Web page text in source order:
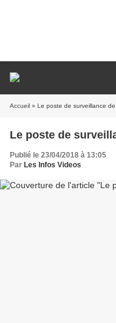
Accueil » Le poste de surveillance
Le poste de
Publié le 23/04/2018 à 13:05
Par Les Infos Videos